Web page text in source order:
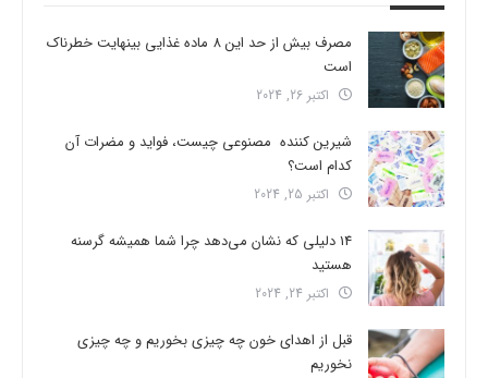
مصرف بیش از حد این 8 ماده غذایی بینهایت خطرناک
است
اکتبر 26, 2024
شیرین کننده مصنوعی چیست، فواید و مضرات آن
کدام است؟
اکتبر 25, 2024
14 دلیلی که نشان می‌دهد چرا شما همیشه گرسنه
هستید
اکتبر 24, 2024
قبل از اهدای خون چه چیزی بخوریم و چه چیزی
نخوریم